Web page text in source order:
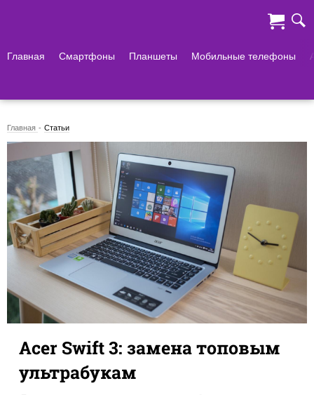
Главная Смартфоны Планшеты Мобильные телефоны
Главная Статьи
Acer Swift 3: замена топовым
ультрабукам